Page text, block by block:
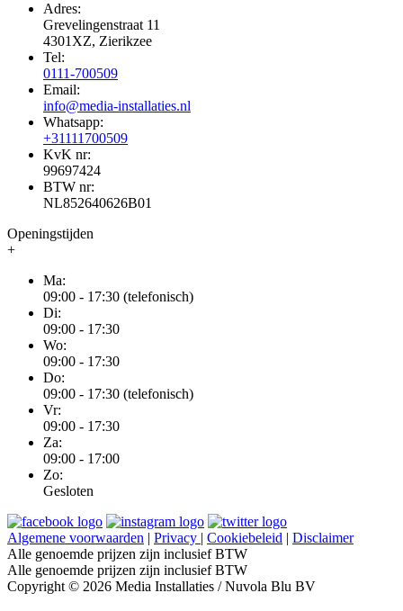
Adres:
Grevelingenstraat 11
4301XZ, Zierikzee
Tel:
0111-700509
Email:
info@media-installaties.nl
Whatsapp:
+31111700509
KvK nr:
99697424
BTW nr:
NL852640626B01
Openingstijden
+
Ma:
09:00 - 17:30 (telefonisch)
Di:
09:00 - 17:30
Wo:
09:00 - 17:30
Do:
09:00 - 17:30 (telefonisch)
Vr:
09:00 - 17:30
Za:
09:00 - 17:00
Zo:
Gesloten
Algemene voorwaarden | Privacy | Cookiebeleid | Disclaimer
Alle genoemde prijzen zijn inclusief BTW
Alle genoemde prijzen zijn inclusief BTW
Copyright © 2026 Media Installaties / Nuvola Blu BV